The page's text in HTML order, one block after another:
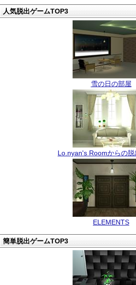
人気脱出ゲームTOP3
雪の日の部屋
Lo.nyan's Roomからの
ELEMENTS
簡単脱出ゲームTOP3